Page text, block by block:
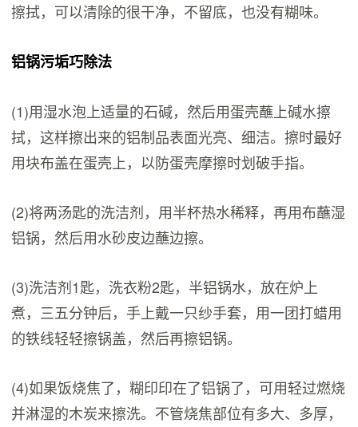
擦拭，可以清除的很干净，不留底，也没有糊味。
铝锅污垢巧除法
(1)用湿水泡上适量的石碱，然后用蛋壳蘸上碱水擦
拭，这样擦出来的铝制品表面光亮、细洁。擦时最好
用块布盖在蛋壳上，以防蛋壳摩擦时划破手指。
(2)将两汤匙的洗洁剂，用半杯热水稀释，再用布蘸湿
铝锅，然后用水砂皮边蘸边擦。
(3)洗洁剂1匙，洗衣粉2匙，半铝锅水，放在炉上
煮，三五分钟后，手上戴一只纱手套，用一团打蜡用
的铁线轻轻擦锅盖，然后再擦铝锅。
(4)如果饭烧焦了，糊印印在了铝锅了，可用轻过燃烧
并淋湿的木炭来擦洗。不管烧焦部位有多大、多厚，